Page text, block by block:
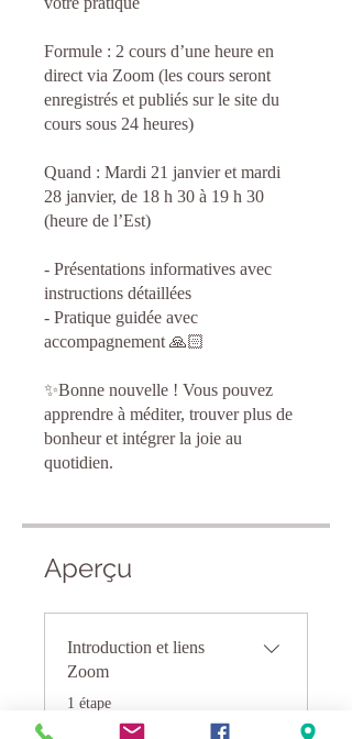
Formule : 2 cours d’une heure en
direct via Zoom (les cours seront
enregistrés et publiés sur le site du
cours sous 24 heures)
Quand : Mardi 21 janvier et mardi
28 janvier, de 18 h 30 à 19 h 30
(heure de l’Est)
- Présentations informatives avec
instructions détaillées
- Pratique guidée avec
accompagnement 🙏🏻
✨Bonne nouvelle ! Vous pouvez
apprendre à méditer, trouver plus de
bonheur et intégrer la joie au
quotidien.
Aperçu
Introduction et liens
Zoom
.1 étape